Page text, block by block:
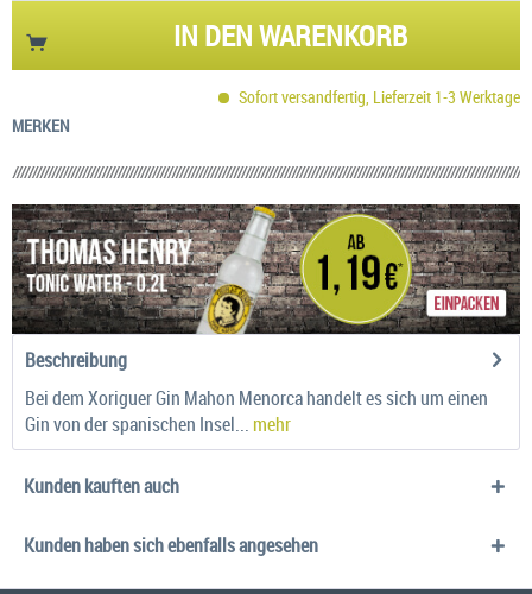
IN DENWARENKORB
Sofort versandfertig, Lieferzeit 1-3 Werktage
MERKEN
Beschreibung
Bei dem Xoriguer Gin Mahon Menorca handelt es sich um einen
Gin von der spanischen Insel... mehr
Kunden kauften auch
Kunden haben sich ebenfalls angesehen